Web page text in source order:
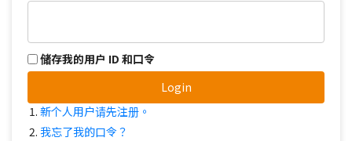
储存我的用户 ID 和口令
Login
新个人用户请先注册。
我忘了我的口令？